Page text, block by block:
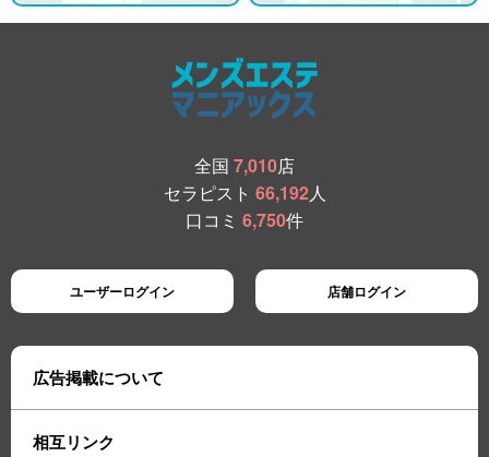
全国 7,010店
セラピスト 66,192人
口コミ 6,750件
ユーザーログイン 店舗ログイン
広告掲載について
相互リンク